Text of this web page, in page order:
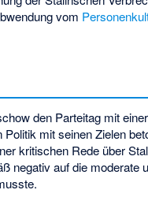
vom
den Parteitag mit
mit seinen Zielen
kritischen Rede über
negativ auf die moderate